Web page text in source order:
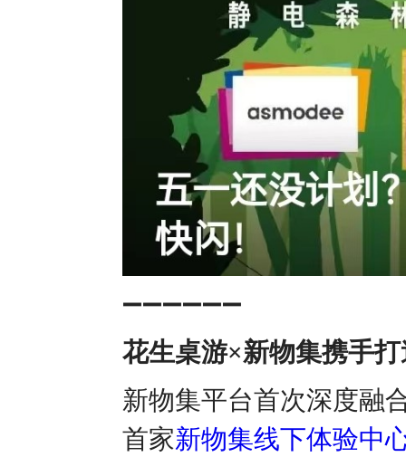
➖➖➖➖➖➖
花生桌游×新物集携手
新物集平台首次深度融
首家新物集线下体验中